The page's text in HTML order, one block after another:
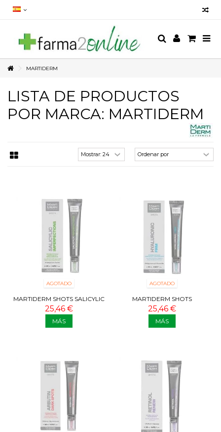
MARTIDERM
LISTA DE PRODUCTOS
POR MARCA: MARTIDERM
AGOTADO
MARTIDERM SHOTS SALICYLIC
IMPERFECTIONS 20 ML
25,46 €
MÁS
AGOTADO
MARTIDERM SHOTS
HYALURONIC FIRM 20 ML
25,46 €
MÁS